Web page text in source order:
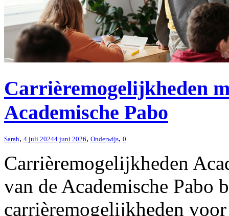
Carrièremogelijkheden
Academische Pabo
Sarah, 4 juli 20244 juni 2026, Onderwijs, 0
Carrièremogelijkheden
van de Academische Pabo
carrièremogelijkheden